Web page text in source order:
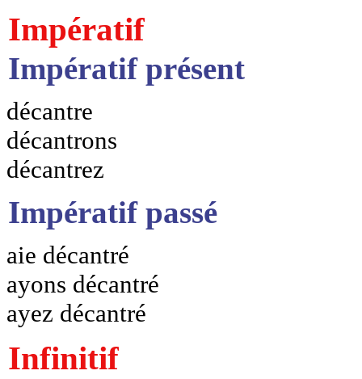
Impératif
Impératif présent
décantre
décantrons
décantrez
Impératif passé
aie décantré
ayons décantré
ayez décantré
Infinitif